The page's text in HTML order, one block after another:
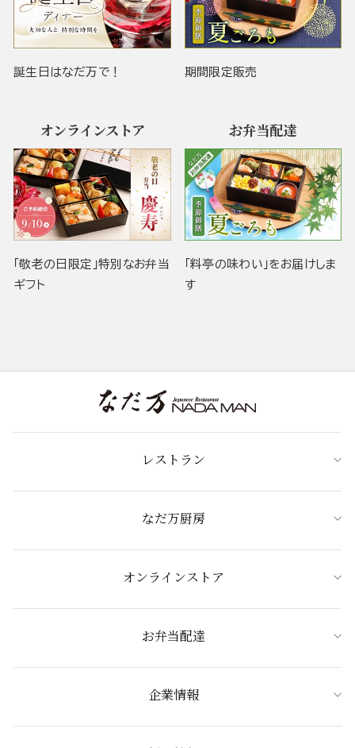
誕生日はなだ万で！ 期間限定販売
オンラインストア
「敬老の日限定」特別なお弁当
ギフト
お弁当配達
「料亭の味わい」をお届けしま
す
レストラン
なだ万厨房
オンラインストア
お弁当配達
企業情報